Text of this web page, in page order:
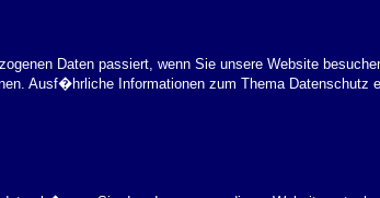
Daten passiert, wenn Sie unsere Website
Ausf�hrliche Informationen zum Thema Datenschutz